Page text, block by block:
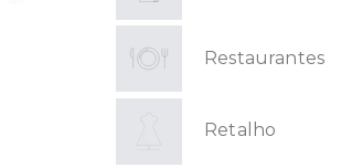
Restaurantes
Retalho